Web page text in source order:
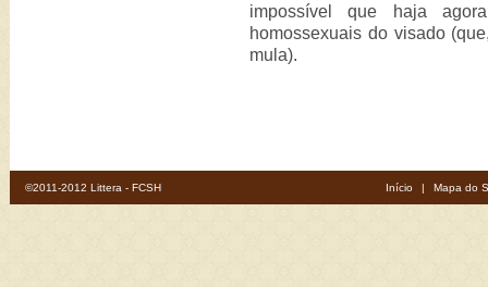
impossível que haja
homossexuais do visado
mula).
©2011-2012 Littera - FCSH Início | Mapa do